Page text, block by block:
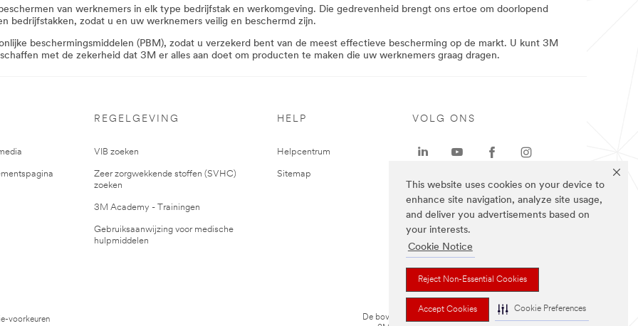
This website uses cookies on your device to
enhance site navigation, analyze site usage,
and deliver you advertisements based on
your interests.
Cookie Notice
Reject Non-Essential Cookies
Accept Cookies Cookie Preferences
van werknemers in elk type bedrijfstak en werkomgeving. Die gedrevenheid brengt ons ertoe om doorlopend
bedrijfstakken, zodat u en uw werknemers veilig en beschermd zijn.
beschermingsmiddelen (PBM), zodat u verzekerd bent van de meest effectieve bescherming op de markt. U kunt 3M
met de zekerheid dat 3M er alles aan doet om producten te maken die uw werknemers graag dragen.
REGELGEVING
VIB zoeken
Zeer zorgwekkende stoffen (SVHC)
zoeken
3M Academy - Trainingen
Gebruiksaanwijzing voor medische
hulpmiddelen
HELP
Helpcentrum
Sitemap
voorkeuren
VOLG ONS
De bovenstaande merken zijn handelsmerken